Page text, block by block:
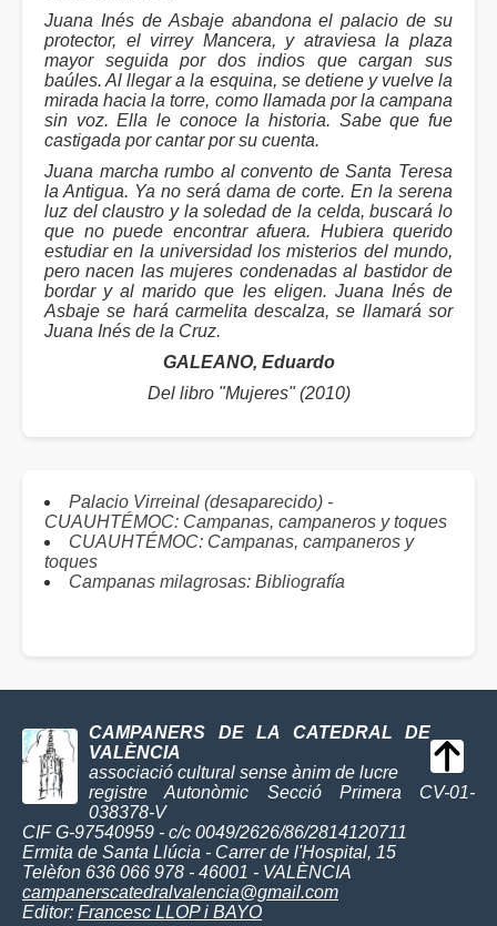
Juana Inés de Asbaje abandona el palacio de su
protector, el virrey Mancera, y atraviesa la plaza
mayor seguida por dos indios que cargan sus
baúles. Al llegar a la esquina, se detiene y vuelve la
mirada hacia la torre, como llamada por la campana
sin voz. Ella le conoce la historia. Sabe que fue
castigada por cantar por su cuenta.
Juana marcha rumbo al convento de Santa Teresa
la Antigua. Ya no será dama de corte. En la serena
luz del claustro y la soledad de la celda, buscará lo
que no puede encontrar afuera. Hubiera querido
estudiar en la universidad los misterios del mundo,
pero nacen las mujeres condenadas al bastidor de
bordar y al marido que les eligen. Juana Inés de
Asbaje se hará carmelita descalza, se llamará sor
Juana Inés de la Cruz.
GALEANO, Eduardo
Del libro "Mujeres" (2010)
Palacio Virreinal (desaparecido) -
CUAUHTÉMOC: Campanas, campaneros y toques
CUAUHTÉMOC: Campanas, campaneros y
toques
Campanas milagrosas: Bibliografía
CAMPANERS DE LA CATEDRAL DE
VALÈNCIA
associació cultural sense ànim de lucre
registre Autonòmic Secció Primera CV-01-
038378-V
CIF G-97540959 - c/c 0049/2626/86/2814120711
Ermita de Santa Llúcia - Carrer de l'Hospital, 15
Telèfon 636 066 978 - 46001 - VALÈNCIA
campanerscatedralvalencia@gmail.com
Editor: Francesc LLOP i BAYO